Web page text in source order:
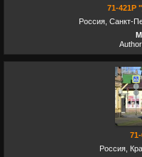
71-421Р
Россия, Санкт-
Россия,